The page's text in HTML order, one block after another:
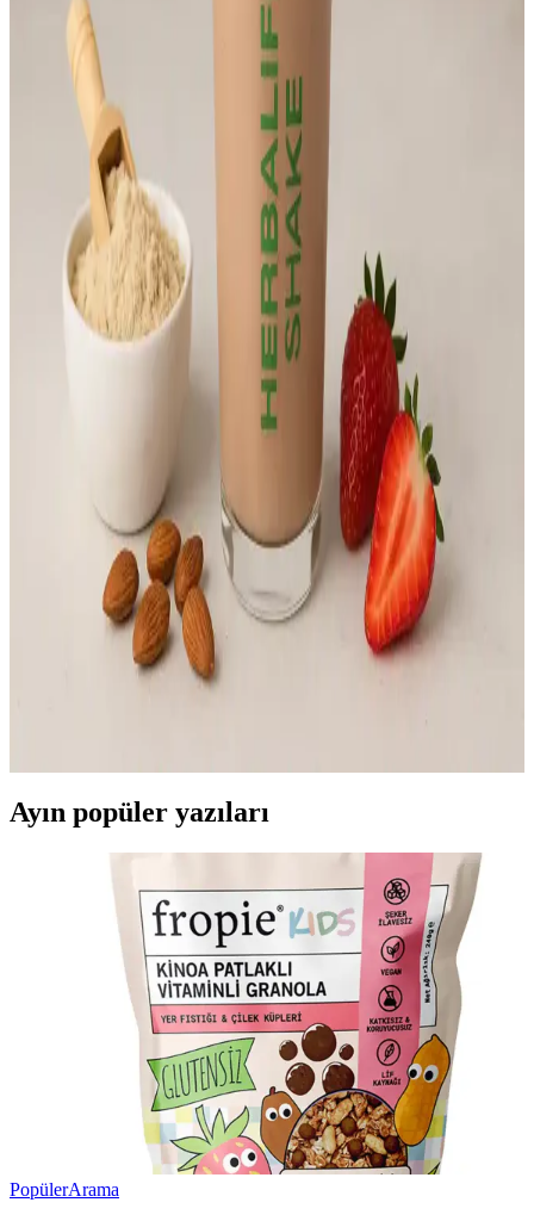
Primroz yağı, doğal içerikleriyle cilt yatıştırıcı ve sağlık destekleyici
özellikleriyle öne çıkan çok yönlü bir ürün. Doğal yaşam ve güzellik
arayanlar için ideal seçenek.
Doğal Yeşil Sebzeler İçin İçecek Tozları Sağlıklı ve
Pratik Alternatif
Yeşil sebze içecek tozları, pratik kullanımıyla sağlıklı yaşamı
destekleyen, vitamin ve mineral zengini doğal ürünlerdir. Günlük
beslenmeye kolayca entegre edilir ve bağışıklık sistemini güçlendirir.
Şekersiz Alkollü Rakı Seçenekleri ve Piyasa
Trendleri Analizi
Günümüzde şekersiz rakı ve düşük şekerli alkollü içecekler, sağlık
bilincine sahip tüketiciler arasında artan ilgi görüyor. Piyasa sınırlı
seçenekler sunsa da, gelecekte bu ürünlerin yaygınlaşması
Yulaf Kepeği Karışımı ile Sağlıklı Yaşam ve Sindirim
Desteği Nasıl Sağlanır
Yulaf kepeği karışımı yüksek lif içeriğiyle sindirimi destekler,
kolesterolü dengeler ve kilo kontrolüne yardımcı olur. Günlük
kullanımla sağlıklı yaşam hedeflerine ulaşmak mümkün.
Herbalife Shake ile Sağlıklı Yaşam ve Kilo Kontrolü
Ayın popüler yazıları
PopülerArama